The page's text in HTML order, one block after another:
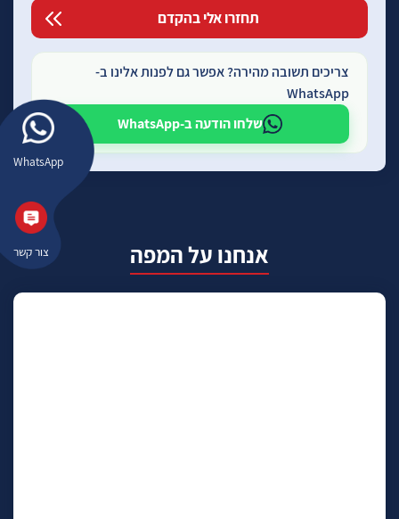
WhatsApp
צור קשר
צריכים תשובה מהירה? אפשר גם לפנות אלינו ב-
WhatsApp
שלחו הודעה ב-WhatsApp
אנחנו על המפה